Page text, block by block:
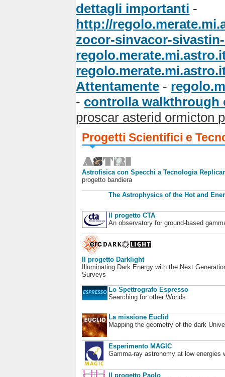
dettagli importanti -
http://
zocor-sinvacor-
Attentamente -
- controlla walkthrough
proscar asterid ormicton
Progetti Scientifici e
Astrofisica con Specchi a Tecnologia
progetto bandiera
The Astrophysics of the Hot and
Il progetto CTA
An observatory for ground-based
Il progetto Darklight
Illuminating Dark Energy with the Next
Surveys
Lo Spettrografo Espresso
Searching for other Worlds
La missione Euclid
Mapping the geometry of the dark
Esperimento MAGIC
Gamma-ray astronomy at low energies
Il progetto Paolo